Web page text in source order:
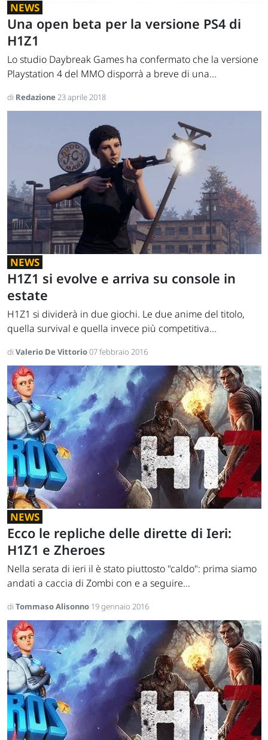
NEWS
Una open beta per la versione PS4 di
H1Z1
Lo studio Daybreak Games ha confermato che la versione
Playstation 4 del MMO disporrà a breve di una...
di Redazione23 aprile 2018
NEWS
H1Z1 si evolve e arriva su console in
estate
H1Z1 si dividerà in due giochi. Le due anime del titolo,
quella survival e quella invece più competitiva...
di Valerio De Vittorio07 febbraio 2016
NEWS
Ecco le repliche delle dirette di Ieri:
H1Z1 e Zheroes
Nella serata di ieri il è stato piuttosto "caldo": prima siamo
andati a caccia di Zombi con e a seguire...
di Tommaso Alisonno 19 gennaio 2016